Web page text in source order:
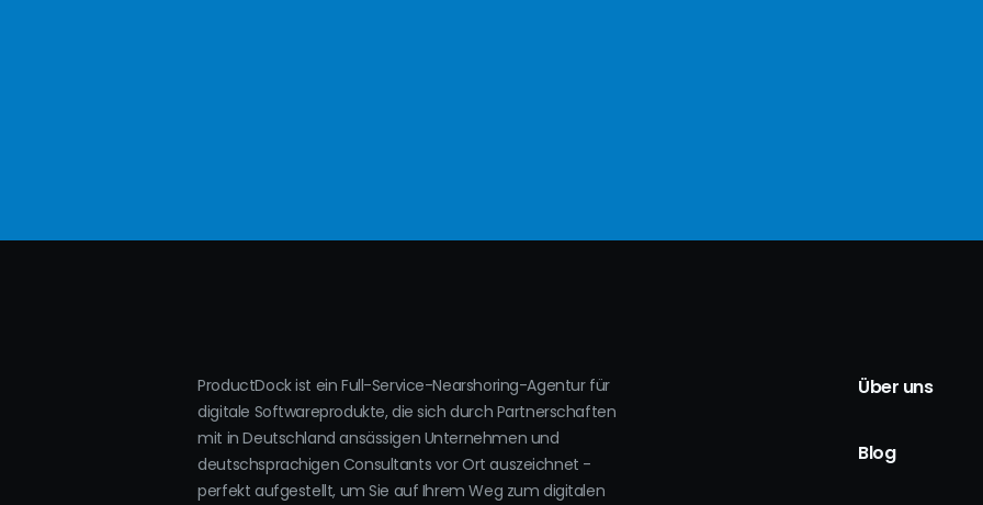
ProductDock ist ein Full-Service-Nearshoring-Agentur für
digitale Softwareprodukte, die sich durch Partnerschaften
mit in Deutschland ansässigen Unternehmen und
deutschsprachigen Consultants vor Ort auszeichnet -
perfekt aufgestellt, um Sie auf Ihrem Weg zum digitalen
Über uns
Blog